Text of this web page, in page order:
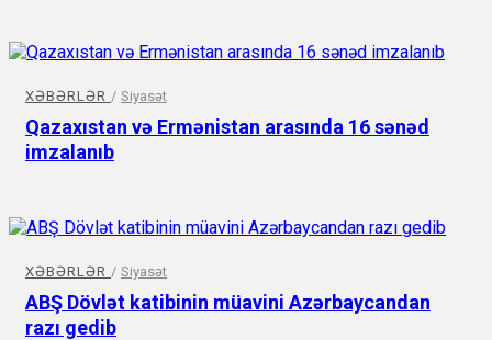
XƏBƏRLƏR / Siyasət
Qazaxıstan və Ermənistan arasında 16 sənəd
imzalanıb
XƏBƏRLƏR / Siyasət
ABŞ Dövlət katibinin müavini Azərbaycandan
razı gedib